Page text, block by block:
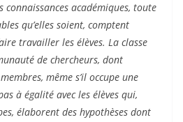
connaissances académiques, toute
qu’elles soient, comptent
travailler les élèves. La classe
de chercheurs, dont
même s’il occupe une
à égalité avec les élèves qui,
élaborent des hypothèses dont